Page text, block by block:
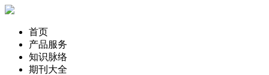
首页
产品服务
知识脉络
期刊大全